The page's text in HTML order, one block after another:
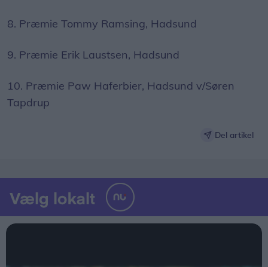
8. Præmie Tommy Ramsing, Hadsund
9. Præmie Erik Laustsen, Hadsund
10. Præmie Paw Haferbier, Hadsund v/Søren
Tapdrup
Del artikel